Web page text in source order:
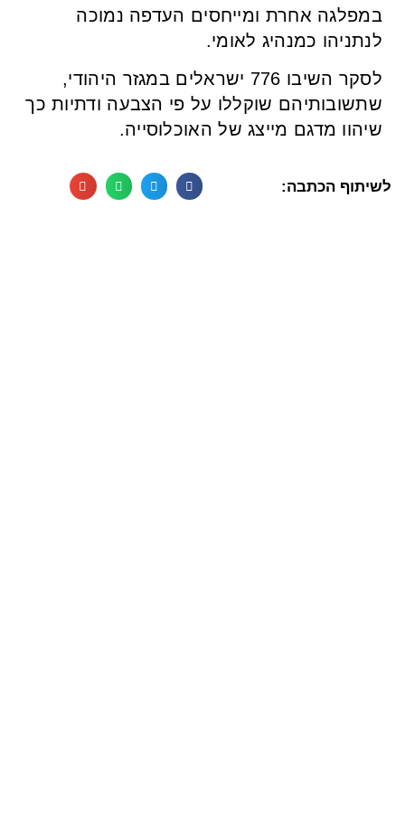
במפלגה אחרת ומייחסים העדפה נמוכה
לנתניהו כמנהיג לאומי.
לסקר השיבו 776 ישראלים במגזר היהודי,
שתשובותיהם שוקללו על פי הצבעה ודתיות כך
שיהוו מדגם מייצג של האוכלוסייה.
לשיתוף הכתבה: